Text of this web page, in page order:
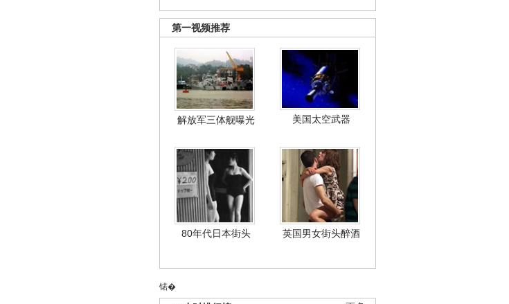
第一视频推荐
解放军三体舰曝光 美国太空武器
80年代日本街头 英国男女街头醉酒
锘�